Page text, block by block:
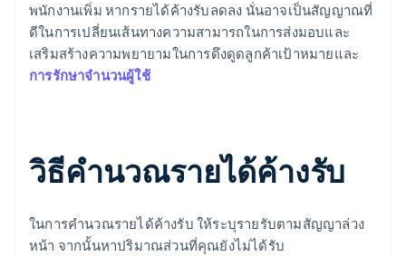
พนักงานเพิ่ม หากรายได้ค้างรับลดลง นั่นอาจเป็นสัญญาณที่
ดีในการเปลี่ยนเส้นทางความสามารถในการส่งมอบและ
เสริมสร้างความพยายามในการดึงดูดลูกค้าเป้าหมายและ
การรักษาจำนวนผู้ใช้
วิธีคำนวณรายได้ค้างรับ
ในการคำนวณรายได้ค้างรับ ให้ระบุรายรับตามสัญญาล่วง
หน้า จากนั้นหาปริมาณส่วนที่คุณยังไม่ได้รับ